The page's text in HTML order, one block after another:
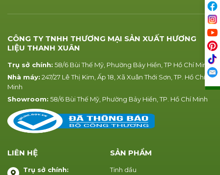
CÔNG TY TNHH THƯƠNG MẠI SẢN XUẤT HƯƠNG
LIỆU THANH XUÂN
Trụ sở chính: 58/6 Bùi Thế Mỹ, Phường Bảy Hiền, TP Hồ Chí Minh
Nhà máy: 247/27 Lê Thị Kim, Ấp 18, Xã Xuân Thới Sơn, TP. Hồ Chí
Minh
Showroom: 58/6 Bùi Thế Mỹ, Phường Bảy Hiền, TP. Hồ Chí Minh
SẢN PHẨM
Tinh dầu
LIÊN HỆ
Trụ sở chính: